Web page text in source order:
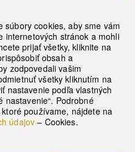
súbory cookies, aby sme vám
internetových stránok a mohli
prijať všetky, kliknite na
obsah a
zodpovedali vašim
všetky kliknutím na
nastavenie podľa vlastných
nastavenie“. Podrobné
používame, nájdete na
údajov– Cookies.
43-4913 000
43-4913 363
43 4913 430